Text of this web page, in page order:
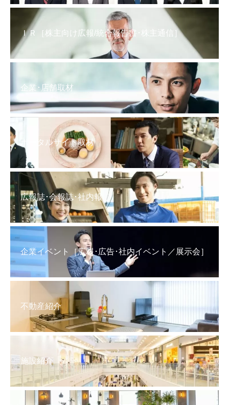
ＩＲ［株主向け広報/統合報告書･株主通信］
企業･店舗取材
ポータルサイト取材
広報誌･会報誌･社内報
企業イベント［広報･広告･社内イベント／展示会］
不動産紹介
施設紹介